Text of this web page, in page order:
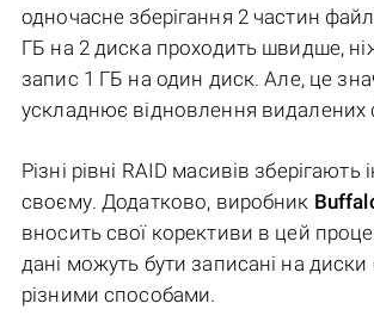
одночасне зберігання 2 частин
ГБ на 2 диска проходить швидше,
запис 1 ГБ на один диск. Але, це
ускладнює відновлення видалених
Різні рівні RAID масивів
своєму. Додатково, виробник
вносить свої корективи в цей
дані можуть бути записані на диски
різними способами.